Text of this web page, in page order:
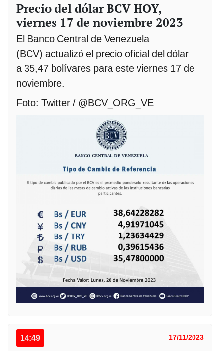
Precio del dólar BCV HOY,
viernes 17 de noviembre 2023
El Banco Central de Venezuela
(BCV) actualizó el precio oficial del dólar
a 35,47 bolívares para este viernes 17 de
noviembre.
Foto: Twitter / @BCV_ORG_VE
14:49 17/11/2023